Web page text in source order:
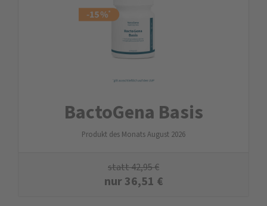
BactoGena Basis
Produkt des Monats August 2026
statt42,95€
nur36,51 €